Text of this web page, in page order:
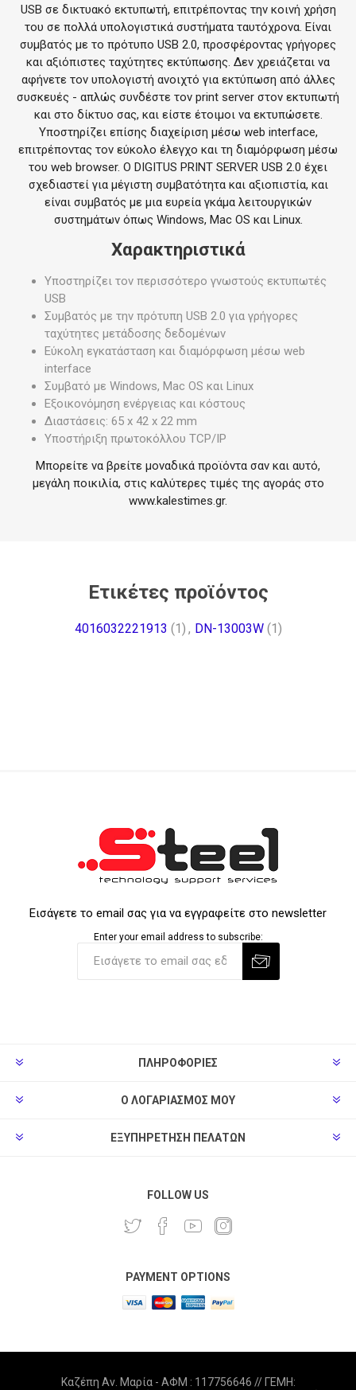
USB σε δικτυακό εκτυπωτή, επιτρέποντας την κοινή χρήση
του σε πολλά υπολογιστικά συστήματα ταυτόχρονα. Είναι
συμβατός με το πρότυπο USB 2.0, προσφέροντας γρήγορες
και αξιόπιστες ταχύτητες εκτύπωσης. Δεν χρειάζεται να
αφήνετε τον υπολογιστή ανοιχτό για εκτύπωση από άλλες
συσκευές - απλώς συνδέστε τον print server στον εκτυπωτή
και στο δίκτυο σας, και είστε έτοιμοι να εκτυπώσετε.
Υποστηρίζει επίσης διαχείριση μέσω web interface,
επιτρέποντας τον εύκολο έλεγχο και τη διαμόρφωση μέσω
του web browser. Ο DIGITUS PRINT SERVER USB 2.0 έχει
σχεδιαστεί για μέγιστη συμβατότητα και αξιοπιστία, και
είναι συμβατός με μια ευρεία γκάμα λειτουργικών
συστημάτων όπως Windows, Mac OS και Linux.
Χαρακτηριστικά
Υποστηρίζει τον περισσότερο γνωστούς εκτυπωτές
USB
Συμβατός με την πρότυπη USB 2.0 για γρήγορες
ταχύτητες μετάδοσης δεδομένων
Εύκολη εγκατάσταση και διαμόρφωση μέσω web
interface
Συμβατό με Windows, Mac OS και Linux
Εξοικονόμηση ενέργειας και κόστους
Διαστάσεις: 65 x 42 x 22 mm
Υποστήριξη πρωτοκόλλου TCP/IP
Μπορείτε να βρείτε μοναδικά προϊόντα σαν και αυτό,
μεγάλη ποικιλία, στις καλύτερες τιμές της αγοράς στο
www.kalestimes.gr.
Ετικέτες προϊόντος
4016032221913 (1) , DN-13003W (1)
Εισάγετε το email σας για να εγγραφείτε στο newsletter
Enter your email address to subscribe:
ΠΛΗΡΟΦΟΡΊΕΣ
Ο ΛΟΓΑΡΙΑΣΜΌΣ ΜΟΥ
ΕΞΥΠΗΡΈΤΗΣΗ ΠΕΛΑΤΏΝ
FOLLOW US
PAYMENT OPTIONS
Καζέπη Αν. Μαρία - ΑΦΜ : 117756646 // ΓΕΜΗ: